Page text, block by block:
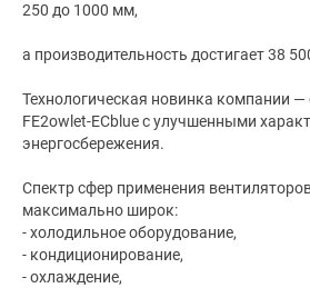
250 до 1000 мм,
а производительность достигает 38
Технологическая новинка компании —
FE2owlet-ECblue с улучшенными
энергосбережения.
Спектр сфер применения
максимально широк:
- холодильное оборудование,
- кондиционирование,
- охлаждение,